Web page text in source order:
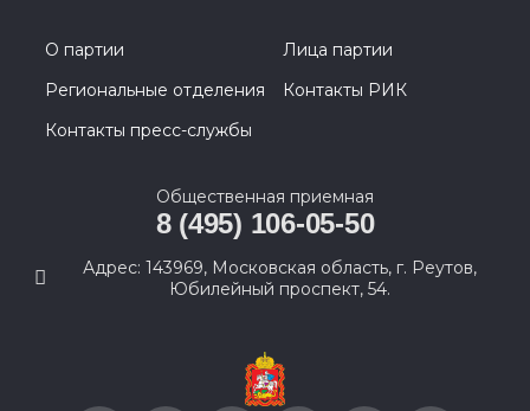
О партии
Лица партии
Региональные отделения
Контакты РИК
Контакты пресс-службы
Общественная приемная
8 (495) 106-05-50
Адрес: 143969, Московская область, г. Реутов,
Юбилейный проспект, 54.